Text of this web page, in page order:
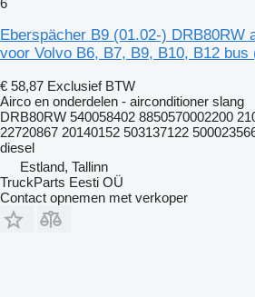
6
Eberspächer B9 (01.02-) DRB80RW
voor Volvo B6, B7, B9, B10, B12 bus
€ 58,87 Exclusief BTW
Airco en onderdelen - airconditioner slang
DRB80RW 540058402 8850570002200
22720867 20140152 503137122
diesel
Estland, Tallinn
TruckParts Eesti OÜ
Contact opnemen met verkoper